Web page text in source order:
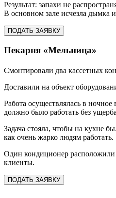
Результат: запахи не
В основном зале исчезла дымка
ПОДАТЬ ЗАЯВКУ
Пекарня «Мельница»
Смонтировали два кассетных
Доставили на объект
Работа осуществлялась в
должно было работать без
Задача стояла, чтобы на кухне
как очень жарко людям работать.
Один кондиционер расположили
клиенты.
ПОДАТЬ ЗАЯВКУ